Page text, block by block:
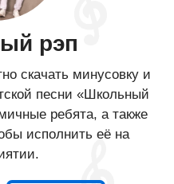
рэп
скачать минусовку и
песни «Школьный
ребята, а также
исполнить её на